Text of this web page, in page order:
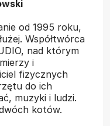
od 1995 roku,
Współtwórca
nad którym
i
fizycznych
do ich
muzyki i ludzi.
kotów.